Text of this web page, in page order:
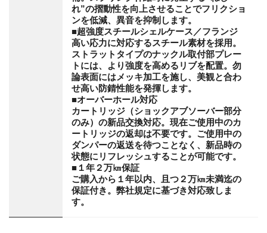
れ”の摺動性を向上させることでフリクショ
ンを低減、異音を抑制します。
■超強度スチールシェルケース／フランジ
高い応力に対応するスチール素材を採用。
ストラットタイプのナックル取付部プレー
トには、より強度を高めるリブを配置。勿
論表面にはメッキ加工を施し、美観と合わ
せ高い防錆性能を発揮します。
■オーバーホール対応
カートリッジ（ショックアブソーバー部分
のみ）の新品交換対応。現在ご使用中のカ
ートリッジの返却は不要です。ご使用中の
ダンパーの返送を待つことなく、新品時の
状態にリフレッシュすることが可能です。
■１年２万㎞保証
ご購入から１年以内、且つ２万㎞未満迄の
保証付き。弊社規定に基づき対応致しま
す。